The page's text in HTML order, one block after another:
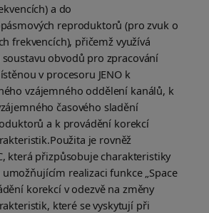
a do
reproduktorů (pro zvuk o
frekvencích), přičemž využívá
obvodů pro zpracování
v procesoru JENO k
vzájemného oddělení kanálů, k
časového sladění
a k provádění korekcí
je rovněž
která přizpůsobuje charakteristiky
realizaci funkce „Space
korekcí v odezvě na změny
které se vyskytují při